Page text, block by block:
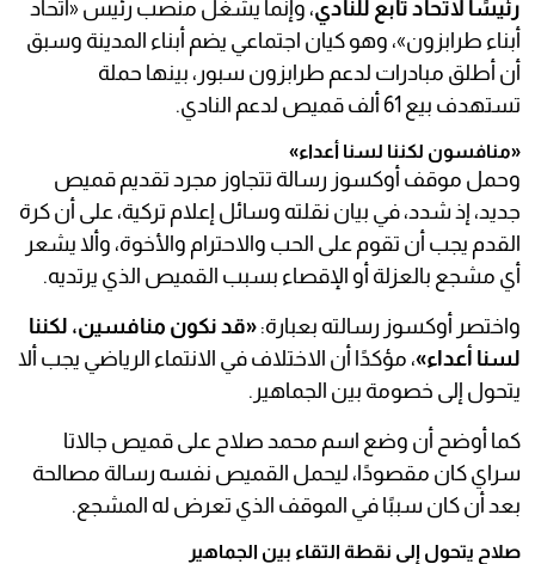
رئيسًا لاتحاد تابع للنادي، وإنما يشغل منصب رئيس «اتحاد
أبناء طرابزون»، وهو كيان اجتماعي يضم أبناء المدينة وسبق
أن أطلق مبادرات لدعم طرابزون سبور، بينها حملة
تستهدف بيع 61 ألف قميص لدعم النادي.
«منافسون لكننا لسنا أعداء»
وحمل موقف أوكسوز رسالة تتجاوز مجرد تقديم قميص
جديد، إذ شدد، في بيان نقلته وسائل إعلام تركية، على أن كرة
القدم يجب أن تقوم على الحب والاحترام والأخوة، وألا يشعر
أي مشجع بالعزلة أو الإقصاء بسبب القميص الذي يرتديه.
واختصر أوكسوز رسالته بعبارة: «قد نكون منافسين، لكننا
لسنا أعداء»، مؤكدًا أن الاختلاف في الانتماء الرياضي يجب ألا
يتحول إلى خصومة بين الجماهير.
كما أوضح أن وضع اسم محمد صلاح على قميص جالاتا
سراي كان مقصودًا، ليحمل القميص نفسه رسالة مصالحة
بعد أن كان سببًا في الموقف الذي تعرض له المشجع.
صلاح يتحول إلى نقطة التقاء بين الجماهير